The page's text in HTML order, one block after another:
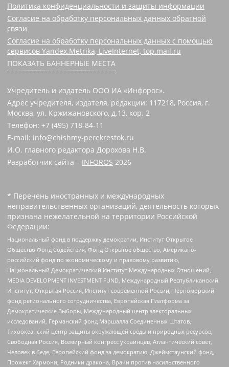
Политика конфиденциальности и защиты информации
Согласие на обработку персональных данных обратной
связи
Согласие на обработку персональных данных с помощью
сервисов Yandex.Metrika, LiveInternet, top.mail.ru
ПОКАЗАТЬ БАННЕРНЫЕ МЕСТА
Учредитель и издатель ООО ИА «Инфорос».
Адрес учредителя, издателя, редакции: 117218, Россия, г.
Москва, ул. Кржижановского, д.13, кор. 2
Телефон: +7 (495) 718-84-11
E-mail: info@chishmy-perekrestok.ru
И.О. главного редактора Дорохова Н.В.
Разработчик сайта – INFOROS 2026
* Перечень иностранных и международных
неправительственных организаций, деятельность которых
признана нежелательной на территории Российской
Федерации:
Национальный фонд в поддержку демократии, Институт Открытое
Общество Фонд Содействия, Фонд Открытое общество, Американо-
российский фонд по экономическому и правовому развитию,
Национальный Демократический Институт Международных Отношений,
MEDIA DEVELOPMENT INVESTMENT FUND, Международный Республиканский
Институт, Открытая Россия, Институт современной России, Черноморский
фонд регионального сотрудничества, Европейская Платформа за
Демократические Выборы, Международный центр электоральных
исследований, Германский фонд Маршалла Соединенных Штатов,
Тихоокеанский центр защиты окружающей среды и природных ресурсов,
Свободная Россия, Всемирный конгресс украинцев, Атлантический совет,
Человек в беде, Европейский фонд за демократию, Джеймстаунский фонд,
Прожект Хармони, Родники дракона, Врачи против насильственного